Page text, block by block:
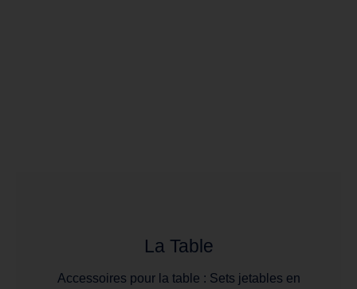
La Table
Accessoires pour la table : Sets jetables en